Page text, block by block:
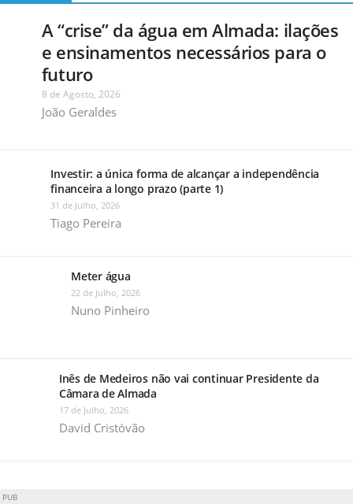
A “crise” da água em Almada: ilações
e ensinamentos necessários para o
futuro
8 de Agosto, 2026
João Geraldes
Investir: a única forma de alcançar a independência
financeira a longo prazo (parte 1)
31 de Julho, 2026
Tiago Pereira
Meter água
22 de Julho, 2026
Nuno Pinheiro
Inês de Medeiros não vai continuar Presidente da
Câmara de Almada
17 de Julho, 2026
David Cristóvão
PUB